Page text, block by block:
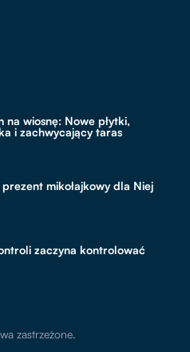
na wiosnę: Nowe płytki,
i zachwycający taras
prezent mikołajkowy dla Niej
zaczyna kontrolować
zastrzeżone.